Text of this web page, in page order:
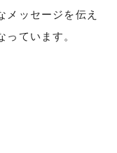
メッセージを伝え
ています。